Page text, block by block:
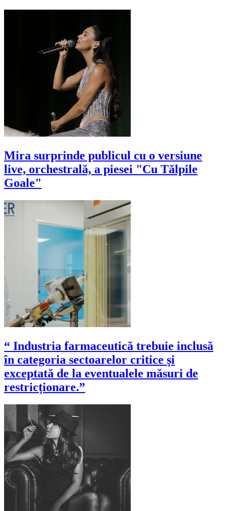
Mira surprinde publicul cu o versiune
live, orchestrală, a piesei "Cu Tălpile
Goale"
“ Industria farmaceutică trebuie inclusă
în categoria sectoarelor critice și
exceptată de la eventualele măsuri de
restricționare.”